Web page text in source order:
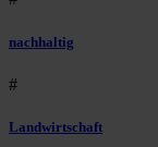
nachhaltig
#
Landwirtschaft